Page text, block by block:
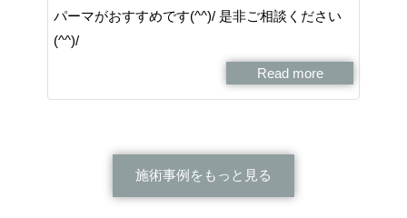
パーマがおすすめです(^^)/ 是非ご相談ください
(^^)/
Read more
施術事例をもっと見る